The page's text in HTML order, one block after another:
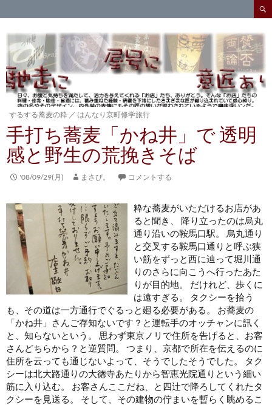
索
ン
テ
ン
ツ
へ
キ
ッ
プ
するする蕎麦の粋 ／ はんなり京町修学旅行
手打ち蕎麦「かね井」で 透明
感と野生の荒挽きそば
'08/09/29(月) まさぴ。 コメントする
粋な蕎麦がいただけるお店があ
ると聞き、 降り立ったのは烏丸
通り沿いの鞍馬口駅。 烏丸通り
と交叉する鞍馬口通りと呼ぶ狭
い筋をずっと西に辿って堀川通
りのさらに向こうへ行ったあた
りが目的地。 だけれど、歩くに
は遠すぎる。 タクシーを拾う
も、その道は一方通行でぐるっと廻る必要がある。 お蕎麦の
「かね井」さんご存知ないです？と運転手のオッチャンに訊く
と、知らないという。 思わず東京ノリで住所を告げると、お客
さんどちらから？と逆質問。 つまり、京都で所在を伝えるのに
住所を云っても通じないよって、そうでしたそうでした。 タク
シーは北大路通りの大徳寺あたりから智恵光院通りという細い
筋に入り込む。 お客さんここだね、と四辻で降ろしてくれたタ
クシーを見送る。 そして、その建物の佇まいを暫らく眺めるこ